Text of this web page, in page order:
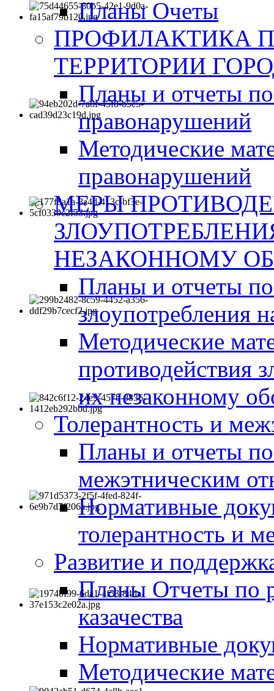
Планы Очеты
ПРОФИЛАКТИКА
ТЕРРИТОРИИ
Планы и отчеты
правонарушений
Методические
правонарушений
МЕРЫ
НЕЗАКОННОМУ
Планы и отчеты
злоупотребления
Методические
противодействия
их незаконному
Толерантность и
Планы и отчеты
межэтническим
Нормативные
толерантность и
Развитие и
Планы Отчеты по
казачества
Нормативные
Методические